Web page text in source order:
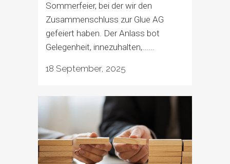
Sommerfeier, bei der wir den
Zusammenschluss zur Glue AG
gefeiert haben. Der Anlass bot
Gelegenheit, innezuhalten,......
18 September, 2025